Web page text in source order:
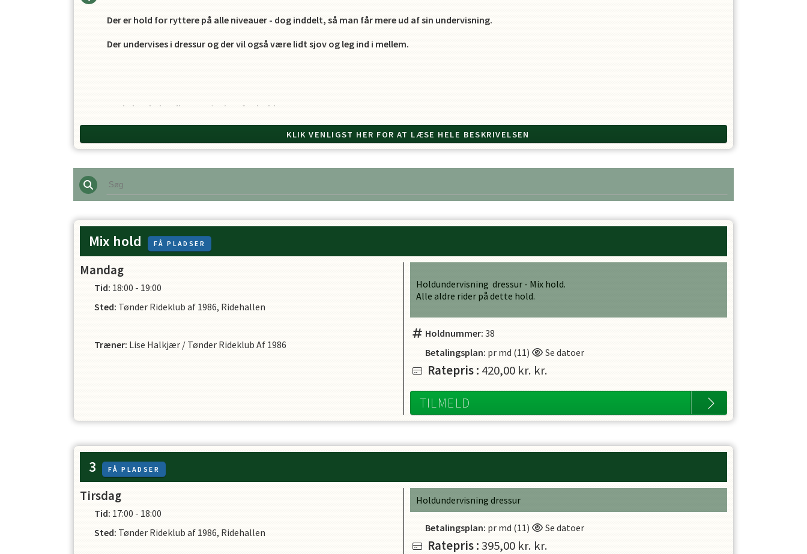
Der er hold for ryttere på alle niveauer - dog inddelt, så man får mere ud af sin undervisning.
Der undervises i dressur og der vil også være lidt sjov og leg ind i mellem.
Husk der skal sadles op 1/2 time før holdstart.
KLIK VENLIGST HER FOR AT LÆSE HELE BESKRIVELSEN
Mix hold FÅ PLADSER
Mandag
Tid: 18:00 - 19:00
Sted: Tønder Rideklub af 1986, Ridehallen
Træner: Lise Halkjær / Tønder Rideklub Af 1986
Holdundervisning dressur - Mix hold.
Alle aldre rider på dette hold.
Holdnummer: 38
Betalingsplan: pr md (11) Se datoer
Ratepris: 420,00 kr. kr.
TILMELD
3 FÅ PLADSER
Tirsdag
Tid: 17:00 - 18:00
Sted: Tønder Rideklub af 1986, Ridehallen
Holdundervisning dressur
Betalingsplan: pr md (11) Se datoer
Ratepris:395,00 kr. kr.